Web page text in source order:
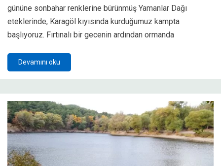
gününe sonbahar renklerine bürünmüş Yamanlar Dağı
eteklerinde, Karagöl kıyısında kurduğumuz kampta
başlıyoruz. Fırtınalı bir gecenin ardından ormanda
Devamını oku